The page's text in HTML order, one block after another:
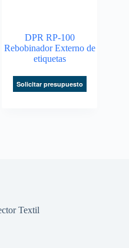
DPR RP-100
Rebobinador Externo de
etiquetas
Solicitar presupuesto
Textil